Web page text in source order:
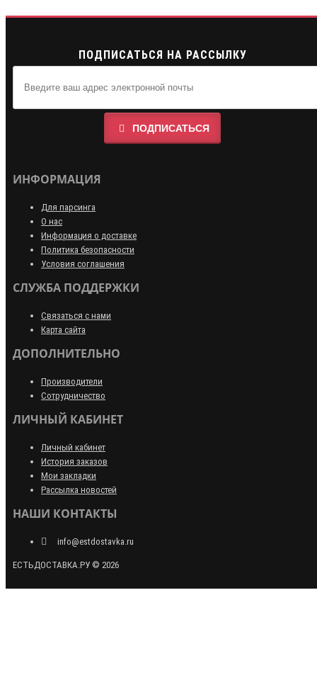
ПОДПИСАТЬСЯ НА РАССЫЛКУ
ПОДПИСАТЬСЯ
ИНФОРМАЦИЯ
Для парсинга
О нас
Информация о доставке
Политика безопасности
Условия соглашения
СЛУЖБА ПОДДЕРЖКИ
Связаться с нами
Карта сайта
ДОПОЛНИТЕЛЬНО
Производители
Сотрудничество
ЛИЧНЫЙ КАБИНЕТ
Личный кабинет
История заказов
Мои закладки
Рассылка новостей
НАШИ КОНТАКТЫ
info@estdostavka.ru
ЕСТЬДОСТАВКА.РУ © 2026